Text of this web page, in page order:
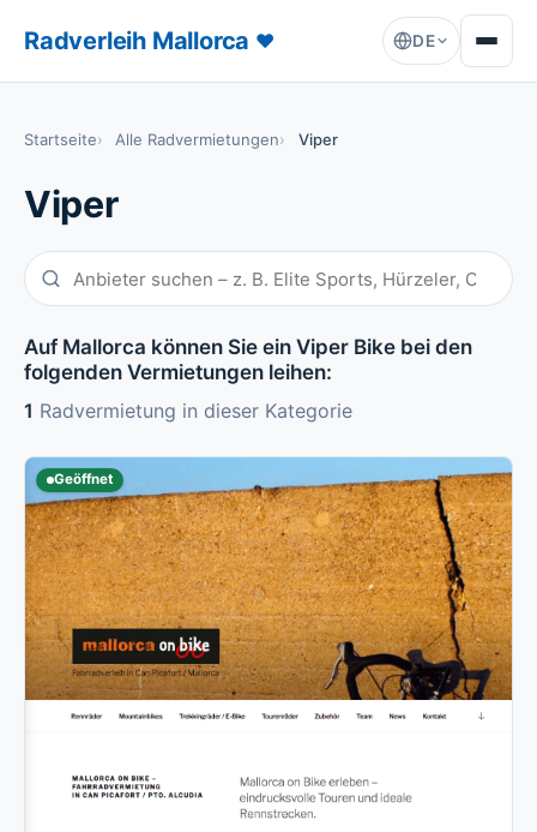
Radverleih Mallorca ♥ DE
Startseite Alle Radvermietungen Viper
Viper
Auf Mallorca können Sie ein Viper Bike bei den
folgenden Vermietungen leihen:
1 Radvermietung in dieser Kategorie
Geöffnet